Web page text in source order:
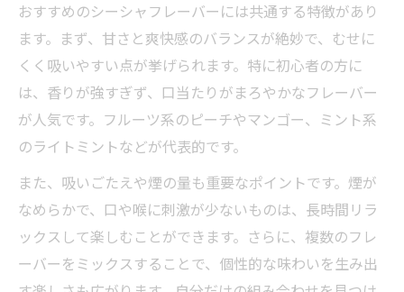
おすすめのシーシャフレーバーには共通する特徴があり
ます。まず、甘さと爽快感のバランスが絶妙で、むせに
くく吸いやすい点が挙げられます。特に初心者の方に
は、香りが強すぎず、口当たりがまろやかなフレーバー
が人気です。フルーツ系のピーチやマンゴー、ミント系
のライトミントなどが代表的です。
また、吸いごたえや煙の量も重要なポイントです。煙が
なめらかで、口や喉に刺激が少ないものは、長時間リラ
ックスして楽しむことができます。さらに、複数のフレ
ーバーをミックスすることで、個性的な味わいを生み出